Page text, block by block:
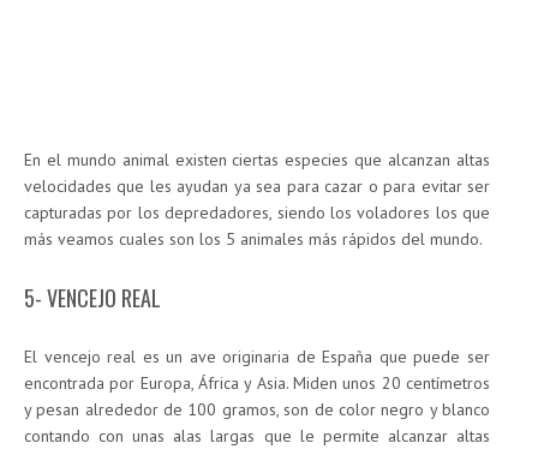
En el mundo animal existen ciertas especies que alcanzan altas
velocidades que les ayudan ya sea para cazar o para evitar ser
capturadas por los depredadores, siendo los voladores los que
más veamos cuales son los 5 animales más rápidos del mundo.
5- VENCEJO REAL
El vencejo real es un ave originaria de España que puede ser
encontrada por Europa, África y Asia. Miden unos 20 centímetros
y pesan alrededor de 100 gramos, son de color negro y blanco
contando con unas alas largas que le permite alcanzar altas